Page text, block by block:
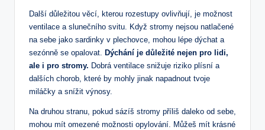
Další důležitou věcí, kterou rozestupy ovlivňují, je možnost
ventilace a slunečního svitu. Když stromy nejsou natlačené
na sebe jako sardinky v plechovce, mohou lépe dýchat a
sezónně se opalovat. Dýchání je důležité nejen pro lidi,
ale i pro stromy. Dobrá ventilace snižuje riziko plísní a
dalších chorob, které by mohly jinak napadnout tvoje
miláčky a snížit výnosy.
Na druhou stranu, pokud sázíš stromy příliš daleko od sebe,
mohou mít omezené možnosti opylování. Můžeš mít krásné